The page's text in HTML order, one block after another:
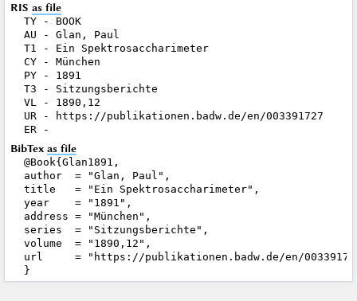
RIS as file
TY - BOOK
AU - Glan, Paul
T1 - Ein Spektrosaccharimeter
CY - München
PY - 1891
T3 - Sitzungsberichte
VL - 1890,12
UR - https://publikationen.badw.de/en/003391727
BibTex as file
@Book{Glan1891,
author  = "Glan, Paul",
title   = "Ein Spektrosaccharimeter",
year    = "1891",
address = "München",
series  = "Sitzungsberichte",
volume  = "1890,12",
url     = "https://publikationen.badw.de/en/